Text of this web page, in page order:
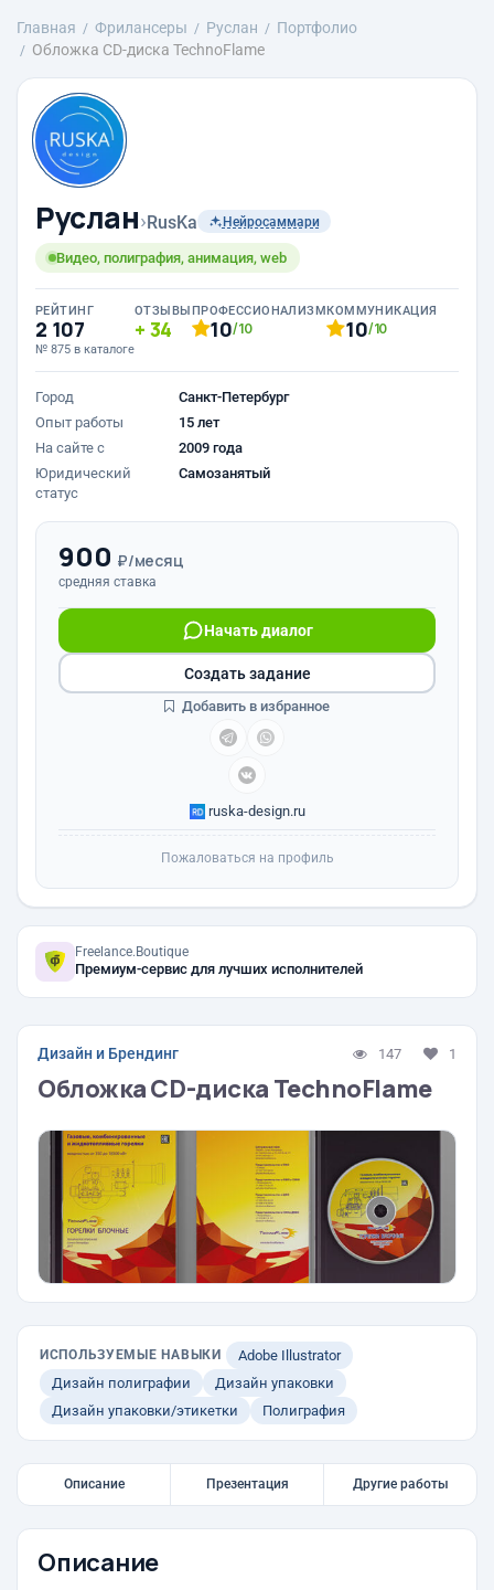
Главная Фрилансеры Руслан
Портфолио
Обложка CD-диска TechnoFlame
Руслан›RusKa Нейросаммари
Видео, полиграфия, анимация, web
РЕЙТИНГ
2 107
№ 875 в каталоге
ОТЗЫВЫ
34
ПРОФЕССИОНАЛИЗМ
10/10
КОММУНИКАЦИЯ
10/10
Город
Санкт-Петербург
Опыт работы
15 лет
На сайте с
2009 года
Юридический
статус
Самозанятый
900 ₽/месяц
средняя ставка
Начать диалог
ruska-design.ru
Создать задание
Добавить в избранное
Пожаловаться на профиль
Freelance.Boutique
Премиум-сервис для лучших исполнителей
Дизайн и Брендинг 147 1
Обложка CD-диска TechnoFlame
ИСПОЛЬЗУЕМЫЕ НАВЫКИ
Adobe Illustrator
Дизайн полиграфии
Дизайн упаковки
Дизайн упаковки/этикетки
Полиграфия
Описание Презентация Другие работы
Описание